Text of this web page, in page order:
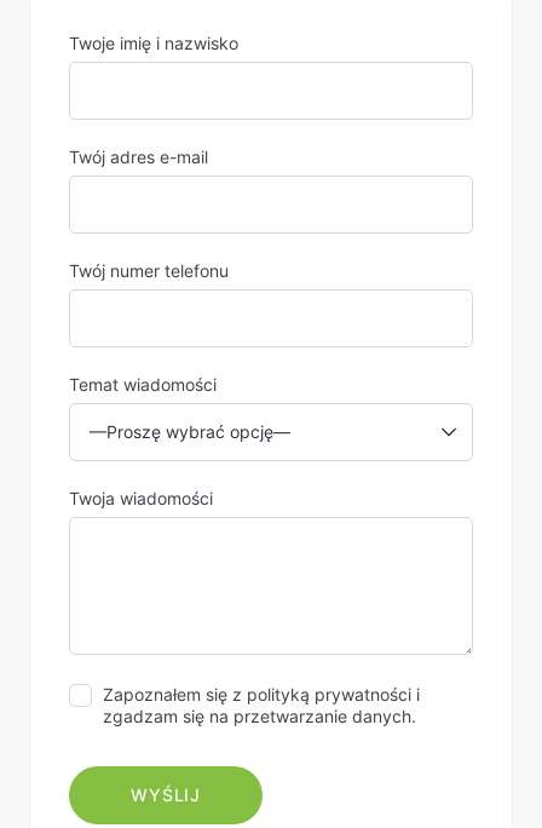
Twoje imię i nazwisko
Twój adres e-mail
Twój numer telefonu
Temat wiadomości
Twoja wiadomości
Zapoznałem się z polityką prywatności i
zgadzam się na przetwarzanie danych.